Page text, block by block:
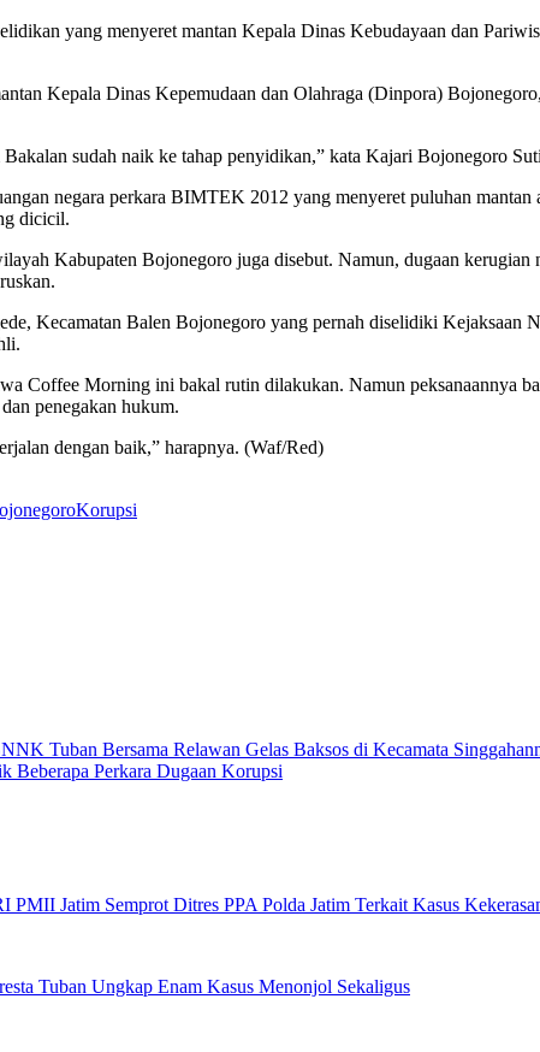
yang menyeret mantan Kepala Dinas Kebudayaan dan
Kepala Dinas Kepemudaan dan Olahraga (Dinpora)
sudah naik ke tahap penyidikan,” kata Kajari Bojonegoro
negara perkara BIMTEK 2012 yang menyeret puluhan
dicicil.
Kabupaten Bojonegoro juga disebut. Namun, dugaan
Kecamatan Balen Bojonegoro yang pernah diselidiki
Coffee Morning ini bakal rutin dilakukan. Namun peksanaannya
penegakan hukum.
dengan baik,” harapnya. (Waf/Red)
Korupsi
Tuban Bersama Relawan Gelas Baksos di Kecamata
Beberapa Perkara Dugaan Korupsi
PMII Jatim Semprot Ditres PPA Polda Jatim Terkait Kasus
Tuban Ungkap Enam Kasus Menonjol Sekaligus